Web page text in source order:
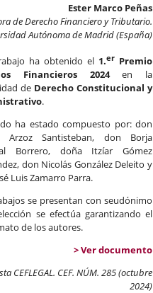
Ester Marco Peñas
de Derecho Financiero y Tributario.
Autónoma de Madrid (España)
ha obtenido el 1.er Premio
Financieros 2024en la
de Derecho Constitucional y
.
ha estado compuesto por: don
Arzoz Santisteban, don Borja
Borrero, doña Itzíar Gómez
don Nicolás González Deleito y
Luis Zamarro Parra.
se presentan con seudónimo
se efectúa garantizando el
de los autores.
> Ver documento
CEFLEGAL. CEF. NÚM. 285 (octubre
2024)